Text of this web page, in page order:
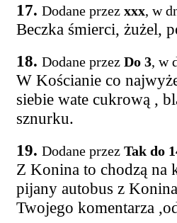
17. Dodane przez xxx, w
Beczka śmierci, żużel,
18. Dodane przez Do 3, w
W Kościanie co
siebie wate cukrową ,
sznurku.
19. Dodane przez Tak do
Z Konina to chodzą na
pijany autobus z
Twojego komentarza